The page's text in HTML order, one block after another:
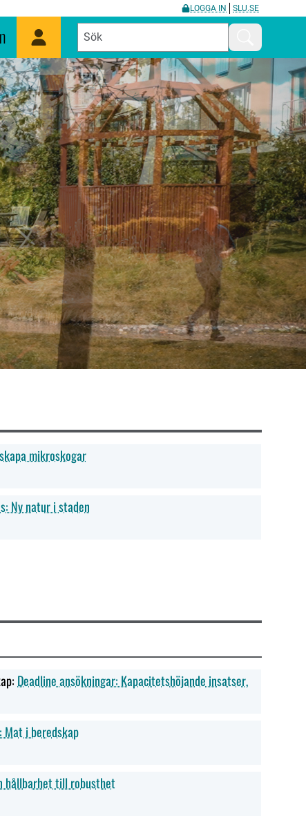
LOGGA IN SLU.SE
Mina sidor Sök
mikroskogar
Ny natur i staden
Deadline ansökningar: Kapacitetshöjande insatser,
Mat i beredskap
hållbarhet till robusthet